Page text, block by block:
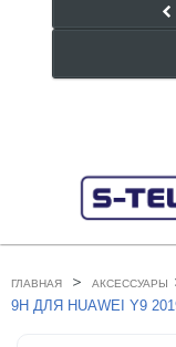
ГЛАВНАЯ > АКСЕССУАРЫ
9H ДЛЯ HUAWEI Y9